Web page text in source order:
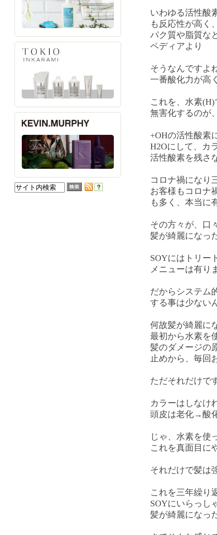
いわゆる活性酸
も反応性が高く
パク質や脂質な
ペディアより
そうなんですよ
一番酸化力が高
これを、水素
無害化するのが
+OHの活性酸素
H2Oにして、カ
活性酸素を残さ
コロナ禍になり
お客様もコロナ
も多く、本当に
その方々が、口
髪が綺麗になっ
SOYにはトリー
メニューは有り
だからシステム
する事は少ない
何故髪が綺麗に
最初から水素を
髪のダメージの
止めから、毎回
ただそれだけで
カラーはしなけ
頭皮は老化→酸
じゃ、水素を使
これを真面目に
それだけで髪は
これを三年繰り
SOYにいらっし
髪が綺麗になっ